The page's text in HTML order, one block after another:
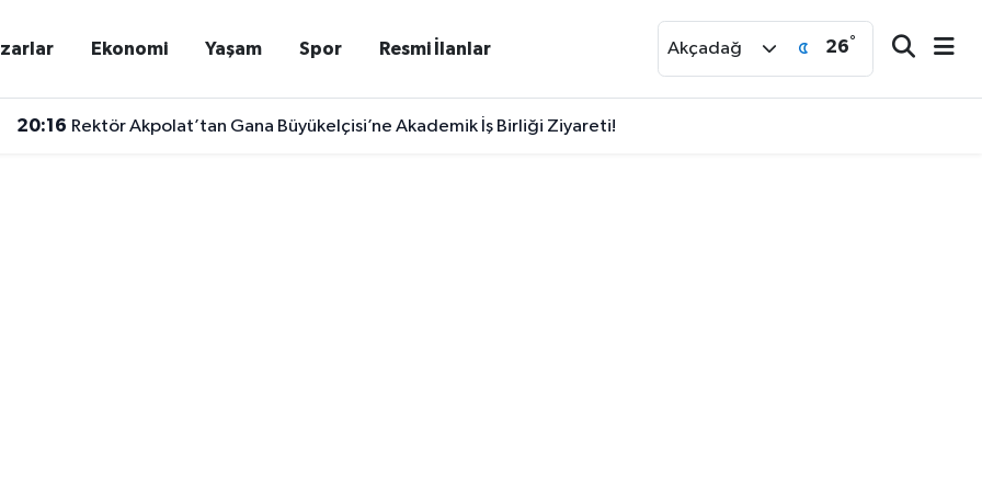
Ekonomi Yaşam Spor Resmi İlanlar Akçadağ 26°
20:16 Rektör Akpolat’tan Gana Büyükelçisi’ne Akademik İş Birliği Ziyareti!